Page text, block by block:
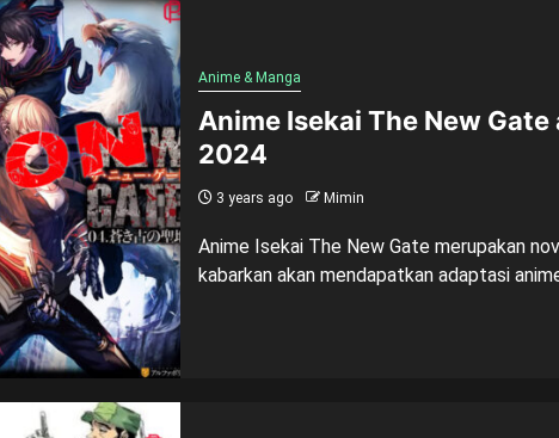
Anime & Manga
Anime Isekai The New
2024
3 years ago Mimin
Anime Isekai The New Gate merupakan
kabarkan akan mendapatkan adaptasi